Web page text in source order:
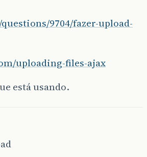
9704/fazer-upload-
uploading-files-ajax
está usando.